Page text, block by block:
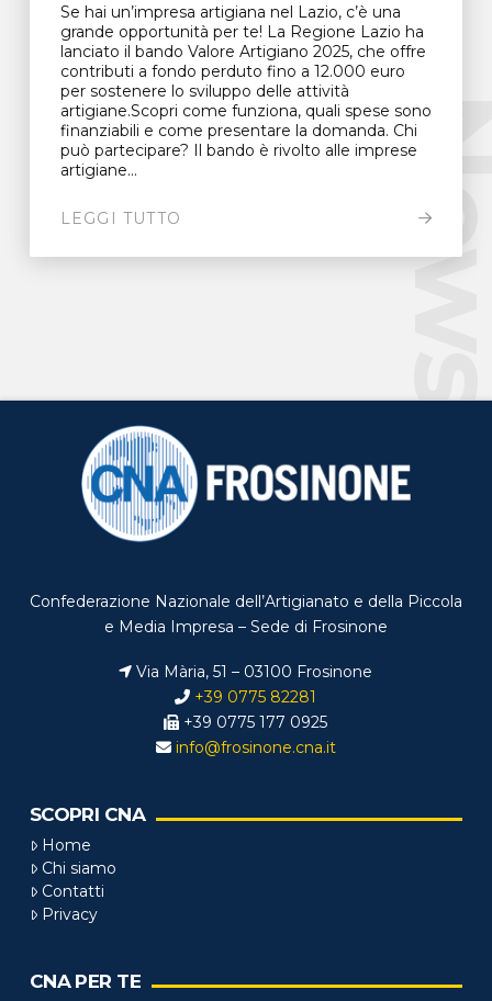
Se hai un’impresa artigiana nel Lazio, c’è una
grande opportunità per te! La Regione Lazio ha
lanciato il bando Valore Artigiano 2025, che offre
contributi a fondo perduto fino a 12.000 euro
per sostenere lo sviluppo delle attività
artigiane.Scopri come funziona, quali spese sono
finanziabili e come presentare la domanda. Chi
può partecipare? Il bando è rivolto alle imprese
artigiane...
LEGGI TUTTO
Confederazione Nazionale dell’Artigianato e della Piccola
e Media Impresa – Sede di Frosinone
Via Mària, 51 – 03100 Frosinone
+39 0775 82281
+39 0775 177 0925
info@frosinone.cna.it
SCOPRI CNA
Home
Chi siamo
Contatti
Privacy
CNA PER TE